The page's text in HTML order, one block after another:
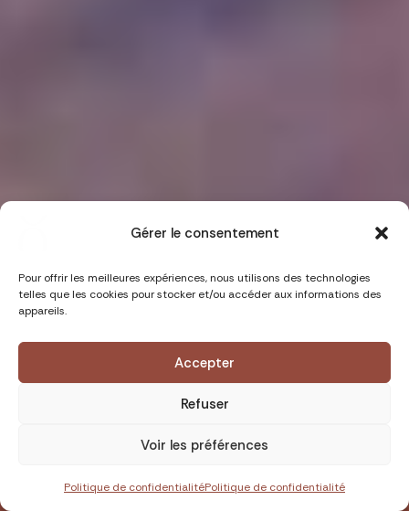
Gérer le consentement
Pour offrir les meilleures expériences, nous utilisons des technologies
telles que les cookies pour stocker et/ou accéder aux informations des
appareils.
Accepter
Refuser
Voir les préférences
Politique de confidentialitéPolitique de confidentialité
Niveau :
Groupe : 7-10 pers.
Degré d'immersion :
Yoga : Vinyasa, yoga doux